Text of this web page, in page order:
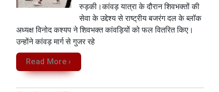
रुड़की।कांवड़ यात्रा के दौरान शिवभक्तों की
सेवा के उद्देश्य से राष्ट्रीय बजरंग दल के ब्लॉक
अध्यक्ष विनोद कश्यप ने शिवभक्त कांवड़ियों को फल वितरित किए।
उन्होंने कांवड़ मार्ग से गुजर रहे
Read More ›